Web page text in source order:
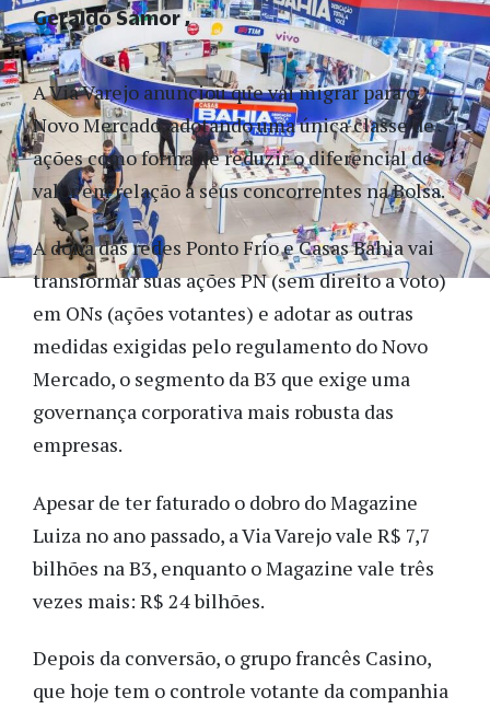
A Via Varejo anunciou que vai migrar para o
Novo Mercado, adotando uma única classe de
ações como forma de reduzir o diferencial de
valor em relação a seus concorrentes na Bolsa.
A dona das redes Ponto Frio e Casas Bahia vai
transformar suas ações PN (sem direito a voto)
em ONs (ações votantes) e adotar as outras
medidas exigidas pelo regulamento do Novo
Mercado, o segmento da B3 que exige uma
governança corporativa mais robusta das
empresas.
Apesar de ter faturado o dobro do Magazine
Luiza no ano passado, a Via Varejo vale R$ 7,7
bilhões na B3, enquanto o Magazine vale três
vezes mais: R$ 24 bilhões.
Depois da conversão, o grupo francês Casino,
que hoje tem o controle votante da companhia
Geraldo Samor